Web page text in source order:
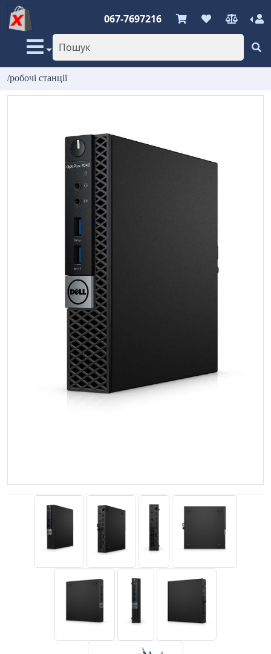
067-7697216
/робочі станції